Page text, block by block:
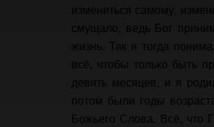
измениться самому,
смущало, ведь Бог
жизнь. Так я тогда
всё, чтобы только быть
девять месяцев, и я
потом были годы
Божьего Слова. Всё, что